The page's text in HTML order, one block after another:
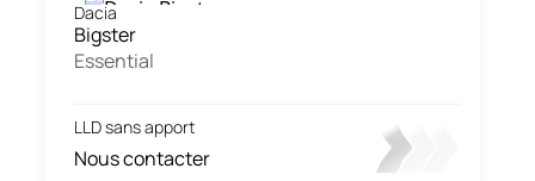
Dacia
Bigster
Essential
LLD sans apport
Nous contacter